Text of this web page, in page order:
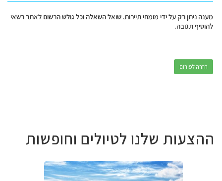
מענה ניתן רק על ידי מומחי תיירות. שואל השאלה וכל גולש הרשום לאתר רשאי
להוסיף תגובה.
חזרה לפורום
ההצעות שלנו לטיולים וחופשות